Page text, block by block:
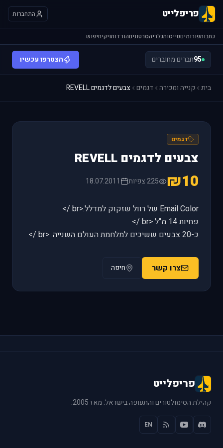
פריפלייט התחברות
כתבותפורומיםטייסותגלריהסרטוניםהורדותויקיחיפוש
95חברים מחוברים הצטרפו עכשיו
בית קנייה ומכירה דגמים צבעים לדגמים REVELL
דגמים
צבעים לדגמים REVELL
₪10 225 צפיות 18.07.2011
Email Color של רוול שזקוק למדלל.<br />
פחיות 14 מ"ל <br />
כ-20 צבעים ששיכים למלחמת העולם השנייה. <br />
צרו קשר חיפה
פריפלייט
קהילת הסימולטורים והתעופה בישראל. מאז 2005.
EN